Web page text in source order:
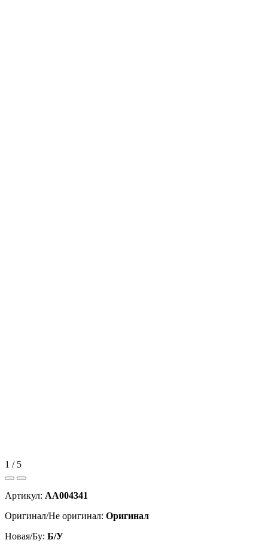
1 / 5
Артикул: AA004341
Оригинал/Не оригинал: Оригинал
Новая/Бу: Б/У